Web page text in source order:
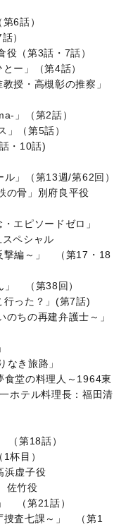
6話）
）
（第3話・7話）
ー」（第4話）
授・高槻彰の推察」
」（第2話）
（第5話）
・10話)
」（第13週/第62回）
の骨」別府良平役
エピソードゼロ」
スペシャル
撃編～」 （第17・18
」 （第38回）
った？」(第7話)
ちの再建弁護士～」
き旅路」
堂の料理人～1964東
ホテル料理長：福田清
第18話）
杯目）
浜虚子役
竹役
（第21話）
捜査七課～」 （第1